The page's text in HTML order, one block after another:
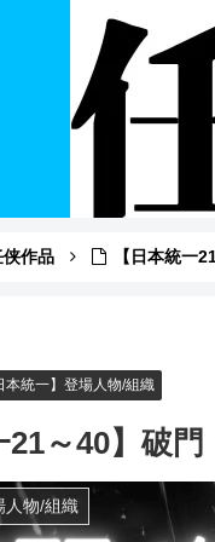
侠作品 【日本統一
本統一】登場人物/組織
21～40】破
人物/組織